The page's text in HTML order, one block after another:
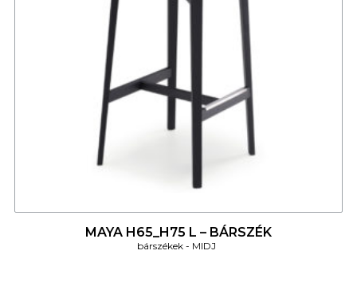
MAYA H65_H75 L – BÁRSZÉK
bárszékek MIDJ